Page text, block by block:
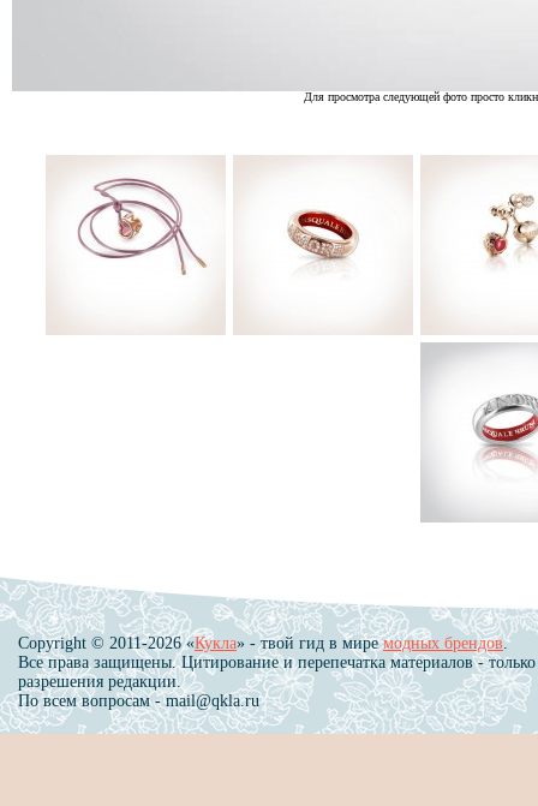
Для просмотра следующей фото просто
Copyright © 2011-2026 «Кукла» - твой гид в миремодных брендов.
Все права защищены. Цитирование и перепечатка материалов - только
разрешения редакции.
По всем вопросам - mail@qkla.ru